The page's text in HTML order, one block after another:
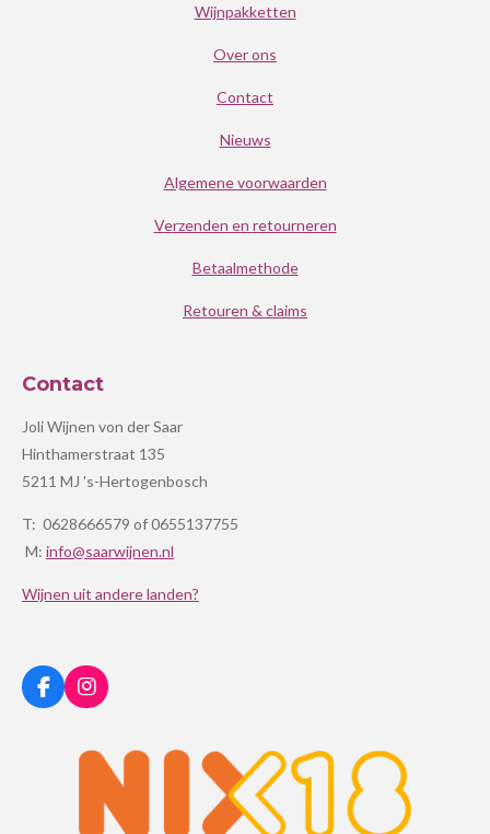
Wijnpakketten
Over ons
Contact
Nieuws
Algemene voorwaarden
Verzenden en retourneren
Betaalmethode
Retouren & claims
Contact
Joli Wijnen von der Saar
Hinthamerstraat 135
5211 MJ 's-Hertogenbosch
T: 0628666579 of 0655137755
M: info@saarwijnen.nl
Wijnen uit andere landen?
F
a
I
n
t